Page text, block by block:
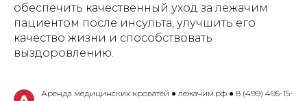
обеспечить качественный уход за лежачим
пациентом после инсульта, улучшить его
качество жизни и способствовать
выздоровлению.
Аренда медицинских кроватей ● лежачим.рф ● 8 (499) 495-15-